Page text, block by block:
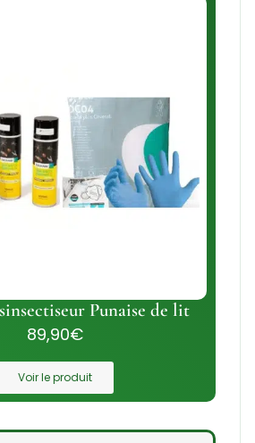
Punaise de lit
89,90€
Voir le produit